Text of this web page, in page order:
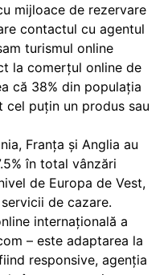
mijloace de rezervare
contactul cu agentul
turismul online
la comerțul online de
că 38% din populația
cel puțin un produs sau
Franța și Anglia au
în total vânzări
de Europa de Vest,
de cazare.
internațională a
– este adaptarea la
responsive, agenția